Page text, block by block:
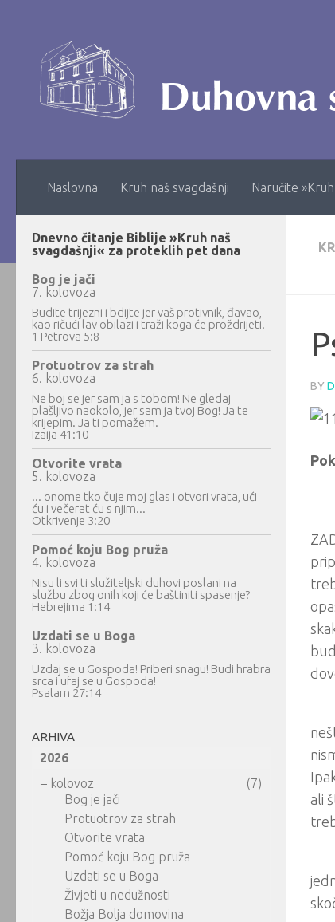
Naslovna Kruh naš svagdašnji Naručite
BY
ali
Dnevno čitanje Biblije »Kruh naš
svagdašnji« za proteklih pet dana
Bog je jači
7. kolovoza
Budite trijezni i bdijte jer vaš protivnik, đavao,
kao ričući lav obilazi i traži koga će proždrijeti.
1 Petrova 5:8
Protuotrov za strah
6. kolovoza
Ne boj se jer sam ja s tobom! Ne gledaj
plašljivo naokolo, jer sam ja tvoj Bog! Ja te
krijepim. Ja ti pomažem.
Izaija 41:10
Otvorite vrata
5. kolovoza
... onome tko čuje moj glas i otvori vrata, ući
ću i večerat ću s njim...
Otkrivenje 3:20
Pomoć koju Bog pruža
4. kolovoza
Nisu li svi ti služiteljski duhovi poslani na
službu zbog onih koji će baštiniti spasenje?
Hebrejima 1:14
Uzdati se u Boga
3. kolovoza
Uzdaj se u Gospoda! Priberi snagu! Budi hrabra
srca i ufaj se u Gospoda!
Psalam 27:14
ARHIVA
2026
– kolovoz
(7)
Bog je jači
Protuotrov za strah
Otvorite vrata
Pomoć koju Bog pruža
Uzdati se u Boga
Živjeti u nedužnosti
Božja Bolja domovina